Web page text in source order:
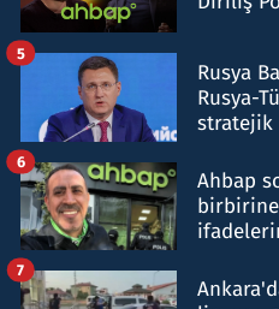
Rusya
Rusya-
stratejik
5
Ahbap
6
7